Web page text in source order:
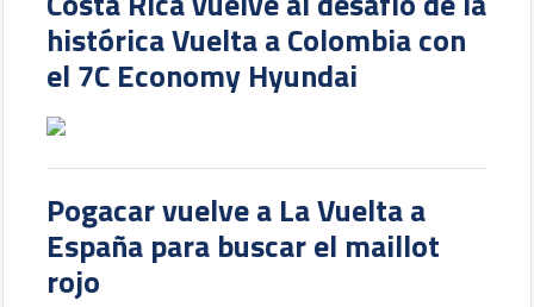
histórica Vuelta a Colombia con
el 7C Economy Hyundai
Pogacar vuelve a La Vuelta a
España para buscar el maillot
rojo